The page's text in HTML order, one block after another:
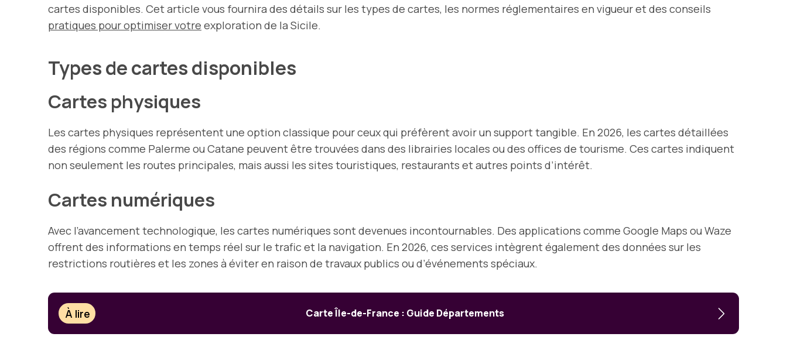
cartes disponibles. Cet article vous fournira des détails sur les types de cartes, les normes réglementaires en vigueur et des conseils
pratiques pour optimiser votre exploration de la Sicile.
Types de cartes disponibles
Cartes physiques
Les cartes physiques représentent une option classique pour ceux qui préfèrent avoir un support tangible. En 2026, les cartes détaillées
des régions comme Palerme ou Catane peuvent être trouvées dans des librairies locales ou des offices de tourisme. Ces cartes indiquent
non seulement les routes principales, mais aussi les sites touristiques, restaurants et autres points d’intérêt.
Cartes numériques
Avec l’avancement technologique, les cartes numériques sont devenues incontournables. Des applications comme Google Maps ou Waze
offrent des informations en temps réel sur le trafic et la navigation. En 2026, ces services intègrent également des données sur les
restrictions routières et les zones à éviter en raison de travaux publics ou d’événements spéciaux.
À lire Carte Île-de-France : Guide Départements